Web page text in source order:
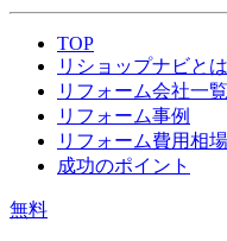
TOP
リショップナビとは
リフォーム会社一覧
リフォーム事例
リフォーム費用相場
成功のポイント
無料